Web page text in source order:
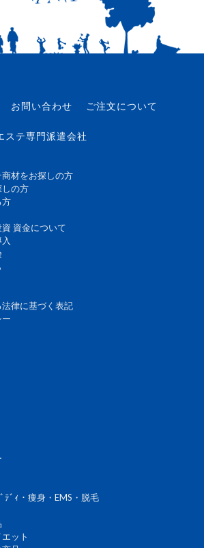
お問い合わせ ご注文について
ステ専門派遣会社
材をお探しの方
の方
方
資金について
律に基づく表記
ﾃﾞｨ・痩身・EMS・脱毛
ット